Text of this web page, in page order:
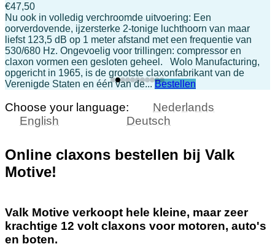
€47,50
Nu ook in volledig verchroomde uitvoering: Een
oorverdovende, ijzersterke 2-tonige luchthoorn van maar
liefst 123,5 dB op 1 meter afstand met een frequentie van
530/680 Hz. Ongevoelig voor trillingen: compressor en
claxon vormen een gesloten geheel. Wolo Manufacturing,
opgericht in 1965, is de grootste claxonfabrikant van de
Verenigde Staten en één van de... Bestellen
Choose your language:
Nederlands
English
Deutsch
Online claxons bestellen bij Valk
Motive!
Valk Motive verkoopt hele kleine, maar zeer
krachtige 12 volt claxons voor motoren, auto's
en boten.